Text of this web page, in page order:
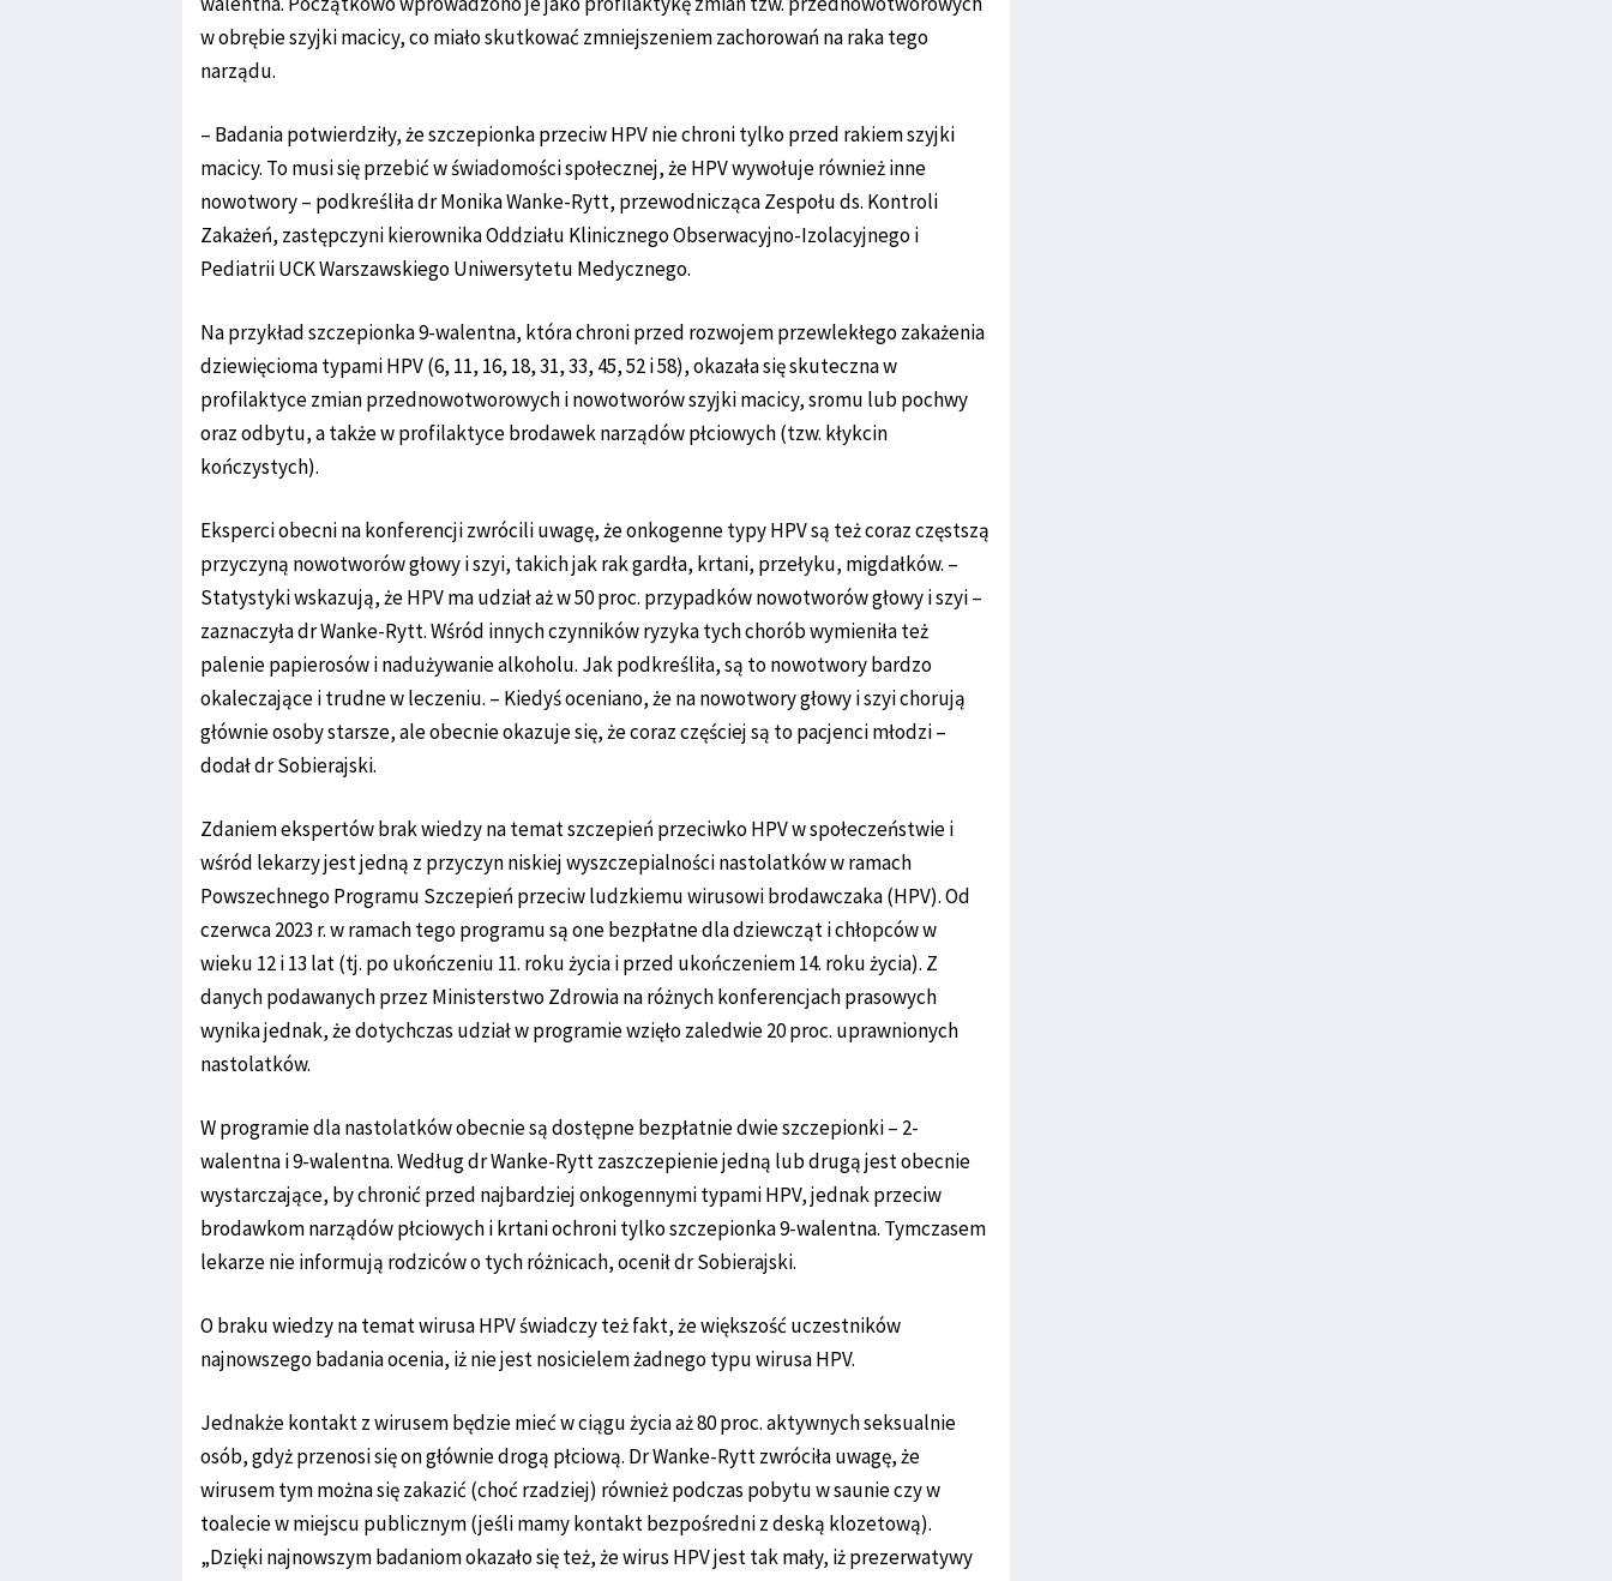
w obrębie szyjki macicy, co miało skutkować zmniejszeniem zachorowań na raka tego
narządu.
– Badania potwierdziły, że szczepionka przeciw HPV nie chroni tylko przed rakiem szyjki
macicy. To musi się przebić w świadomości społecznej, że HPV wywołuje również inne
nowotwory – podkreśliła dr Monika Wanke-Rytt, przewodnicząca Zespołu ds. Kontroli
Zakażeń, zastępczyni kierownika Oddziału Klinicznego Obserwacyjno-Izolacyjnego i
Pediatrii UCK Warszawskiego Uniwersytetu Medycznego.
Na przykład szczepionka 9-walentna, która chroni przed rozwojem przewlekłego zakażenia
dziewięcioma typami HPV (6, 11, 16, 18, 31, 33, 45, 52 i 58), okazała się skuteczna w
profilaktyce zmian przednowotworowych i nowotworów szyjki macicy, sromu lub pochwy
oraz odbytu, a także w profilaktyce brodawek narządów płciowych (tzw. kłykcin
kończystych).
Eksperci obecni na konferencji zwrócili uwagę, że onkogenne typy HPV są też coraz częstszą
przyczyną nowotworów głowy i szyi, takich jak rak gardła, krtani, przełyku, migdałków. –
Statystyki wskazują, że HPV ma udział aż w 50 proc. przypadków nowotworów głowy i szyi –
zaznaczyła dr Wanke-Rytt. Wśród innych czynników ryzyka tych chorób wymieniła też
palenie papierosów i nadużywanie alkoholu. Jak podkreśliła, są to nowotwory bardzo
okaleczające i trudne w leczeniu. – Kiedyś oceniano, że na nowotwory głowy i szyi chorują
głównie osoby starsze, ale obecnie okazuje się, że coraz częściej są to pacjenci młodzi –
dodał dr Sobierajski.
Zdaniem ekspertów brak wiedzy na temat szczepień przeciwko HPV w społeczeństwie i
wśród lekarzy jest jedną z przyczyn niskiej wyszczepialności nastolatków w ramach
Powszechnego Programu Szczepień przeciw ludzkiemu wirusowi brodawczaka (HPV). Od
czerwca 2023 r. w ramach tego programu są one bezpłatne dla dziewcząt i chłopców w
wieku 12 i 13 lat (tj. po ukończeniu 11. roku życia i przed ukończeniem 14. roku życia). Z
danych podawanych przez Ministerstwo Zdrowia na różnych konferencjach prasowych
wynika jednak, że dotychczas udział w programie wzięło zaledwie 20 proc. uprawnionych
nastolatków.
W programie dla nastolatków obecnie są dostępne bezpłatnie dwie szczepionki – 2-
walentna i 9-walentna. Według dr Wanke-Rytt zaszczepienie jedną lub drugą jest obecnie
wystarczające, by chronić przed najbardziej onkogennymi typami HPV, jednak przeciw
brodawkom narządów płciowych i krtani ochroni tylko szczepionka 9-walentna. Tymczasem
lekarze nie informują rodziców o tych różnicach, ocenił dr Sobierajski.
O braku wiedzy na temat wirusa HPV świadczy też fakt, że większość uczestników
najnowszego badania ocenia, iż nie jest nosicielem żadnego typu wirusa HPV.
Jednakże kontakt z wirusem będzie mieć w ciągu życia aż 80 proc. aktywnych seksualnie
osób, gdyż przenosi się on głównie drogą płciową. Dr Wanke-Rytt zwróciła uwagę, że
wirusem tym można się zakazić (choć rzadziej) również podczas pobytu w saunie czy w
toalecie w miejscu publicznym (jeśli mamy kontakt bezpośredni z deską klozetową).
„Dzięki najnowszym badaniom okazało się też, że wirus HPV jest tak mały, iż prezerwatywy